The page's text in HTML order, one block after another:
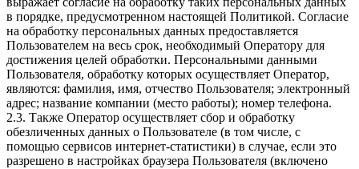
в порядке, предусмотренном настоящей Политикой. Согласие
на обработку персональных данных предоставляется
Пользователем на весь срок, необходимый Оператору для
достижения целей обработки. Персональными данными
Пользователя, обработку которых осуществляет Оператор,
являются: фамилия, имя, отчество Пользователя; электронный
адрес; название компании (место работы); номер телефона.
2.3. Также Оператор осуществляет сбор и обработку
обезличенных данных о Пользователе (в том числе, с
помощью сервисов интернет-статистики) в случае, если это
разрешено в настройках браузера Пользователя (включено